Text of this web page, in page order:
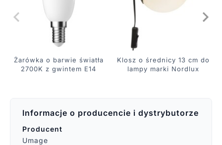
Żarówka o barwie światła
2700K z gwintem E14
Klosz o średnicy 13 cm do
lampy marki Nordlux
Informacje o producencie i dystrybutorze
Producent
Umage